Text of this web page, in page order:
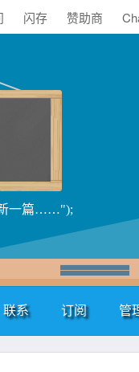
闪存 赞助商
新一篇……");
联系 订阅 管